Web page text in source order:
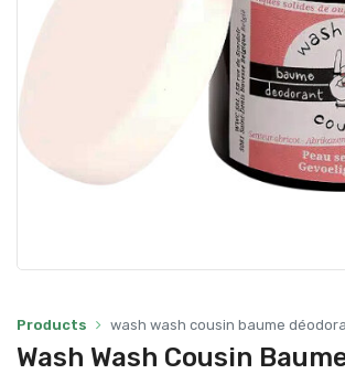
Products wash wash cousin baume
Wash Wash Cousin